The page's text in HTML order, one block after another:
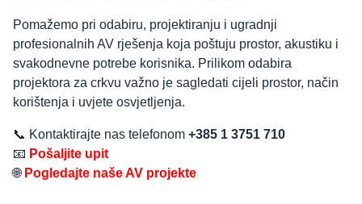
Pomažemo pri odabiru, projektiranju i ugradnji
profesionalnih AV rješenja koja poštuju prostor, akustiku i
svakodnevne potrebe korisnika. Prilikom odabira
projektora za crkvu važno je sagledati cijeli prostor, način
korištenja i uvjete osvjetljenja.
📞 Kontaktirajte nas telefonom +385 1 3751 710
📧 Pošaljite upit
🌐 Pogledajte naše AV projekte